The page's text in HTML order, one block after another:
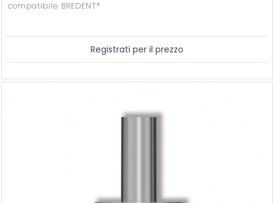
compatibile BREDENT®
Registrati per il prezzo